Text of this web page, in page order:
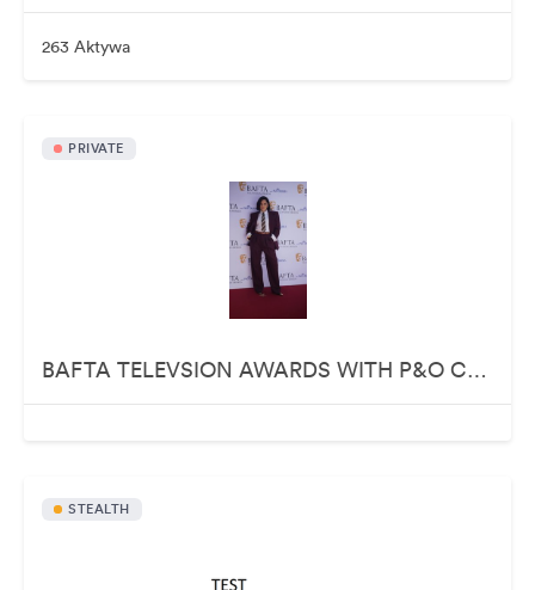
263 Aktywa
PRIVATE
BAFTA TELEVSION AWARDS WITH P&O CRUISES
STEALTH